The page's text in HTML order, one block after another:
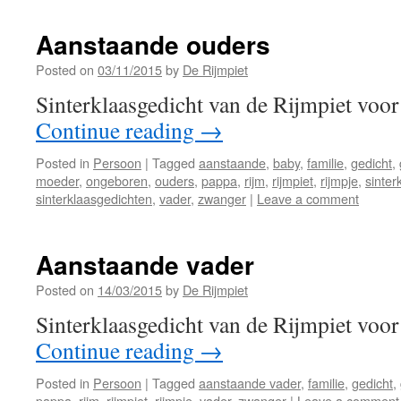
Aanstaande ouders
Posted on 03/11/2015by De Rijmpiet
Sinterklaasgedicht van de Rijmpiet
Continue reading →
Posted in Persoon | Tagged aanstaande, baby, familie, gedicht,
moeder, ongeboren, ouders, pappa, rijm, rijmpiet, rijmpje,
sinterklaasgedichten, vader, zwanger | Leave a comment
Aanstaande vader
Posted on 14/03/2015by De Rijmpiet
Sinterklaasgedicht van de Rijmpiet voor
Continue reading →
Posted in Persoon | Tagged aanstaande vader, familie, gedicht,